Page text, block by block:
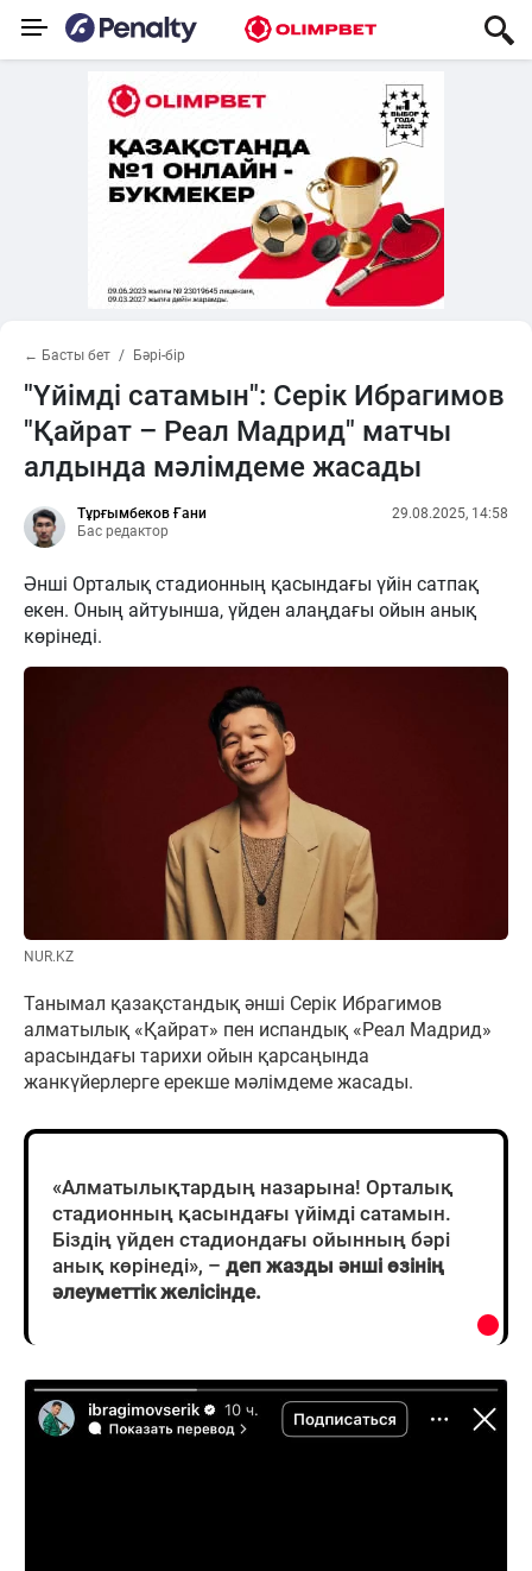
← Басты бет Бәрі-бір
"Үйімді сатамын": Серік Ибрагимов
"Қайрат – Реал Мадрид" матчы
алдында мәлімдеме жасады
Тұрғымбеков Ғани
Бас редактор
29.08.2025, 14:58
Әнші Орталық стадионның қасындағы үйін сатпақ
екен. Оның айтуынша, үйден алаңдағы ойын анық
көрінеді.
NUR.KZ
Танымал қазақстандық әнші Серік Ибрагимов
алматылық «Қайрат» пен испандық «Реал Мадрид»
арасындағы тарихи ойын қарсаңында
жанкүйерлерге ерекше мәлімдеме жасады.
«Алматылықтардың назарына! Орталық
стадионның қасындағы үйімді сатамын.
Біздің үйден стадиондағы ойынның бәрі
анық көрінеді», – деп жазды әнші өзінің
әлеуметтік желісінде.